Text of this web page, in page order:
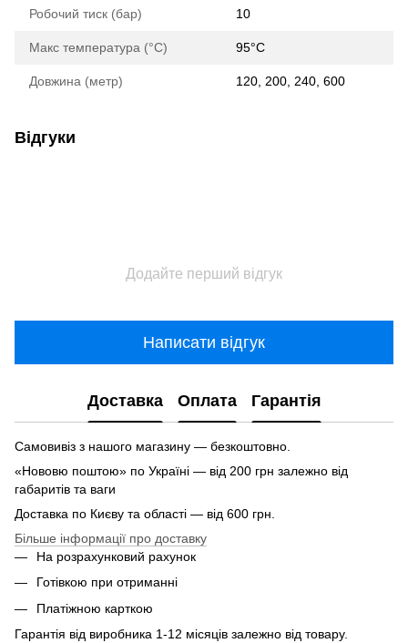
Робочий тиск (бар) 10
Макс температура (°С) 95°С
Довжина (метр) 120, 200, 240, 600
Відгуки
Додайте перший відгук
Написати відгук
Доставка Оплата Гарантія
Самовивіз з нашого магазину — безкоштовно.
«Нововю поштою» по Україні — від 200 грн залежно від
габаритів та ваги
Доставка по Києву та області — від 600 грн.
Більше інформації про доставку
На розрахунковий рахунок
Готівкою при отриманні
Платіжною карткою
Гарантія від виробника 1-12 місяців залежно від товару.